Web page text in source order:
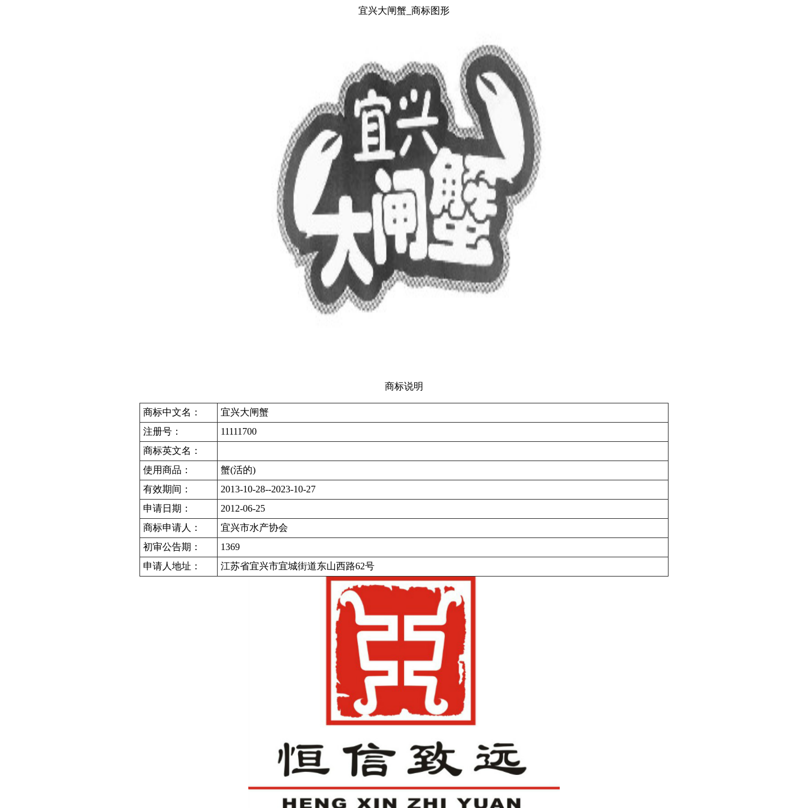
宜兴大闸蟹_商标图形
商标说明
商标中文名：
宜兴大闸蟹
注册号：
11111700
商标英文名：
使用商品：
蟹(活的)
有效期间：
2013-10-28--2023-10-27
申请日期：
2012-06-25
商标申请人：
宜兴市水产协会
初审公告期：
1369
申请人地址：
江苏省宜兴市宜城街道东山西路62号